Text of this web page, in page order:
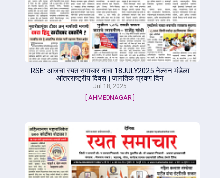
RSE: आजचा रयत समाचार वाचा 18JULY2025 नेल्सन मंडेला
आंतरराष्ट्रीय दिवस | जागतिक श्रवण दिन
Jul 18, 2025
[ AHMEDNAGAR ]